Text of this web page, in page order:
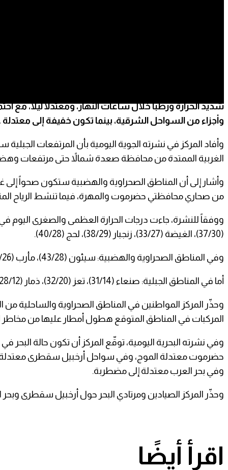
توقّع مركز التنبؤات الجوية والإنذار المبكر في الهيئة
شديد الحرارة ورطباً خلال ساعات النهار، ومعتدلاً ليلاً،
وأجزاء من السواحل الشرقية، بينما تكون خفيفة إلى معتدلة
وأفاد المركز في نشرته الجوية اليومية بأن المرتفعات
الغربية الممتدة من محافظة صعدة شمالاً حتى مرتفعات
وأشار إلى أن المناطق الصحراوية والهضبية ستكون صحواً إلى
من صحاري محافظتي حضرموت والمهرة، فيما تنشط الرياح
(37/30)، الغيضة (33/27)، زنجبار (38/29)، لحج (40/28).
وفي المناطق الصحراوية والهضبية: سيئون (43/28)، مأرب (41/26)، عتق (39/25)، بيحان (39/23).
أما في المناطق الجبلية: صنعاء (31/14)، تعز (32/20)، ذمار (28/12)، الضالع (33/20)، إب (30/16)، البيضاء (31/16).
وحذّر المركز المواطنين في المناطق الصحراوية والساحلية
المركبات في المناطق المتوقع هطول أمطار عليها من مخاطر
وفي نشرته البحرية اليومية، توقّع المركز أن تكون حالة
حضرموت معتدلة الموج، وفي سواحل أرخبيل سقطرى معتدلة
وفي بحر العرب معتدلة إلى مضطربة.
وحذّر المركز الصيادين ومرتادي البحر حول أرخبيل سقطرى
اقرأ أيضًا